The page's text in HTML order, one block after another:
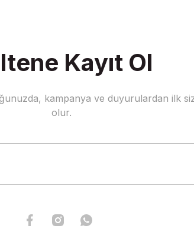
Gönder
Kayıt Ol
kampanya ve duyurulardan ilk
olur.